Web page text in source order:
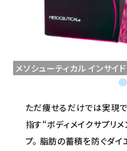
ブランド一覧
ご利用ガイド
プライバシーポリシー
特定商取引法について
お問い合わせ
メソシューティカル インサイ
ただ痩せるだけでは実現
指す“ボディメイクサプリメ
プ。 脂肪の蓄積を防ぐダ